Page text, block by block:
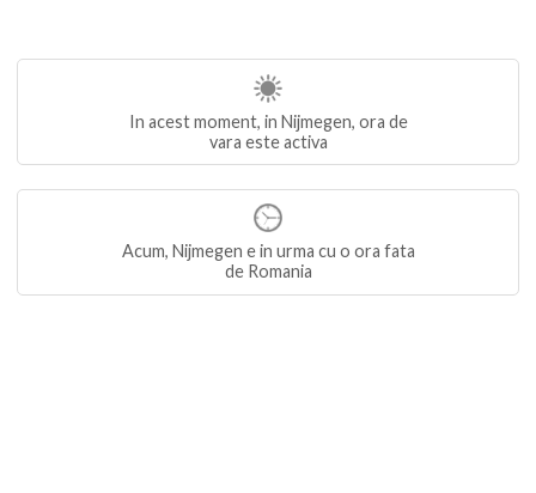
In acest moment, in Nijmegen, ora de
vara este activa
Acum, Nijmegen e in urma cu o ora fata
de Romania